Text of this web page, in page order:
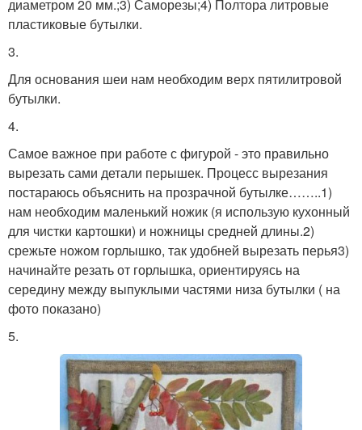
диаметром 20 мм.;3) Саморезы;4) Полтора литровые
пластиковые бутылки.
3.
Для основания шеи нам необходим верх пятилитровой
бутылки.
4.
Самое важное при работе с фигурой - это правильно
вырезать сами детали перышек. Процесс вырезания
постараюсь объяснить на прозрачной бутылке……..1)
нам необходим маленький ножик (я использую кухонный
для чистки картошки) и ножницы средней длины.2)
срежьте ножом горлышко, так удобней вырезать перья3)
начинайте резать от горлышка, ориентируясь на
середину между выпуклыми частями низа бутылки ( на
фото показано)
5.